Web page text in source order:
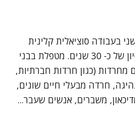
בעבודה סוציאלית קלינית
ופסיכותרפיסטית עם ניסיון של כ- 30 שנים. מטפלת בבני
מחרדות (כגון חרדות חברתיות,
חרדה מבעלי חיים שונים,
משברים, אנשים שעבר...